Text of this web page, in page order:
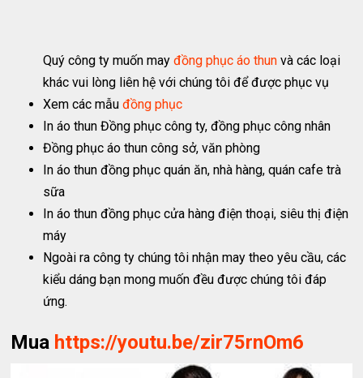
Quý công ty muốn mayđồng phục áo thun và các loại
khác vui lòng liên hệ với chúng tôi để được phục vụ
Xem các mẫuđồng phục
In áo thun Đồng phục công ty, đồng phục công nhân
Đồng phục áo thun công sở, văn phòng
In áo thun đồng phục quán ăn, nhà hàng, quán cafe trà
sữa
In áo thun đồng phục cửa hàng điện thoại, siêu thị điện
máy
Ngoài ra công ty chúng tôi nhận may theo yêu cầu, các
kiểu dáng bạn mong muốn đều được chúng tôi đáp
ứng.
Mua https://youtu.be/zir75rnOm6